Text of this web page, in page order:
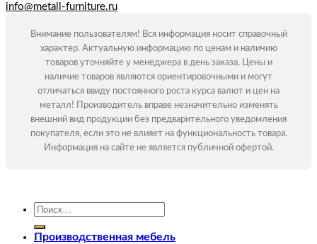
info@metall-furniture.ru
Внимание пользователям! Вся информация носит справочный
характер. Актуальную информацию по ценам и наличию
товаров уточняйте у менеджера в день заказа. Цены и
наличие товаров являются ориентировочными и могут
отличаться ввиду постоянного роста курса валют и цен на
металл! Производитель вправе незначительно изменять
внешний вид продукции без предварительного уведомления
покупателя, если это не влияет на функциональность товара.
Информация на сайте не является публичной офертой.
Искать:
Производственная мебель